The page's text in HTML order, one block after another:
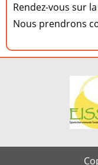
Rendez-vous sur la
Nous prendrons